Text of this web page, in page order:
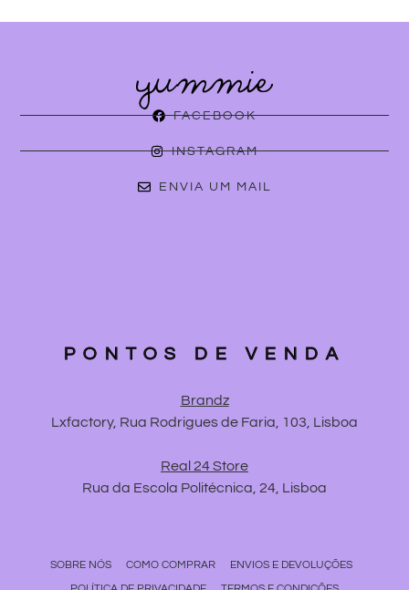
FACEBOOK
INSTAGRAM
ENVIA UM MAIL
PONTOS DE VENDA
Brandz
Lxfactory, Rua Rodrigues de Faria, 103, Lisboa
Real 24 Store
Rua da Escola Politécnica, 24, Lisboa
SOBRE NÓS COMO COMPRAR
ENVIOS E DEVOLUÇÕES